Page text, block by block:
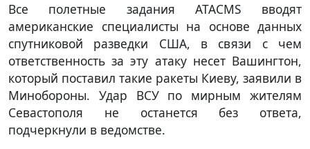
Все полетные задания ATACMS вводят
американские специалисты на основе данных
спутниковой разведки США, в связи с чем
ответственность за эту атаку несет Вашингтон,
который поставил такие ракеты Киеву, заявили в
Минобороны. Удар ВСУ по мирным жителям
Севастополя не останется без ответа,
подчеркнули в ведомстве.